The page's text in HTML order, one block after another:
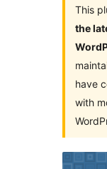
This
the
have
with